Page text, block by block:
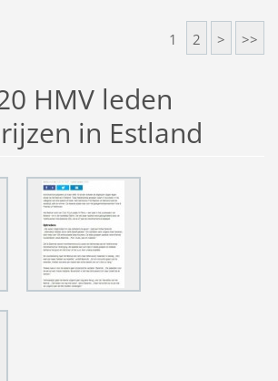
1 2 > >>
HMV leden
in Estland